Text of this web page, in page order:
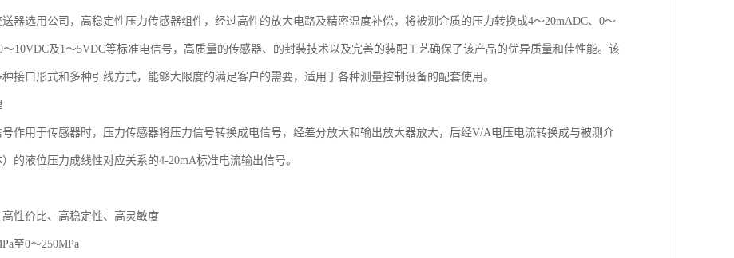
器选用公司，高稳定性压力传感器组件，经过高性的放大电路及精密温度补偿，将被测介质的压力转换成4～20mADC、0～
～10VDC及1～5VDC等标准电信号，高质量的传感器、的封装技术以及完善的装配工艺确保了该产品的优异质量和佳性能。该
接口形式和多种引线方式，能够大限度的满足客户的需要，适用于各种测量控制设备的配套使用。
号作用于传感器时，压力传感器将压力信号转换成电信号，经差分放大和输出放大器放大，后经V/A电压电流转换成与被测介
的液位压力成线性对应关系的4-20mA标准电流输出信号。
性价比、高稳定性、高灵敏度
至0～250MPa